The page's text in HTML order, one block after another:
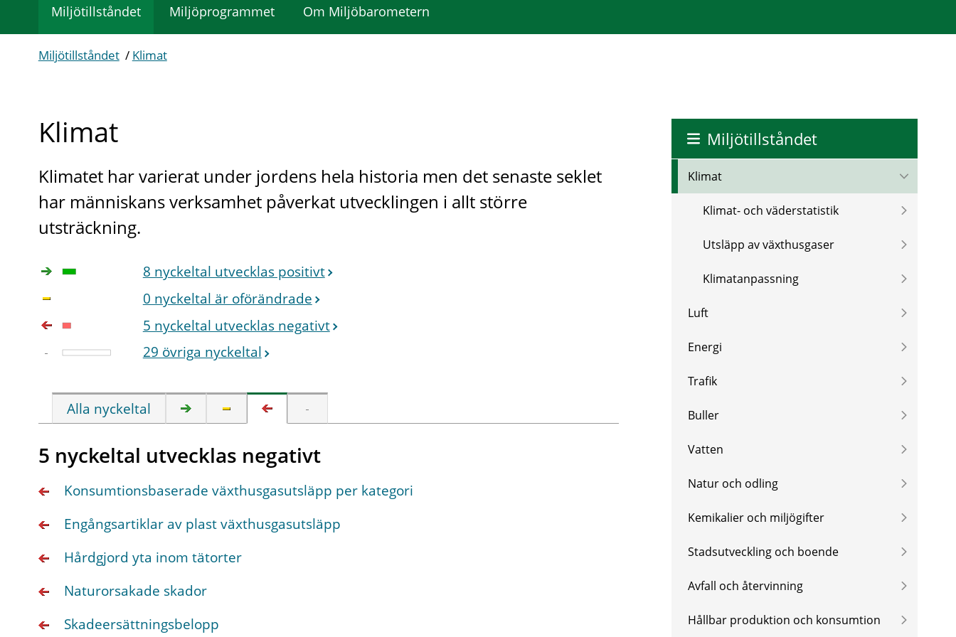
Miljötillståndet Miljöprogrammet Om Miljöbarometern
Miljötillståndet / Klimat
Klimat
Klimatet har varierat under jordens hela historia men det senaste seklet
har människans verksamhet påverkat utvecklingen i allt större
utsträckning.
8 nyckeltal utvecklas positivt
0 nyckeltal är oförändrade
5 nyckeltal utvecklas negativt
29 övriga nyckeltal
Alla nyckeltal
5 nyckeltal utvecklas negativt
Konsumtionsbaserade växthusgasutsläpp per kategori
Engångsartiklar av plast växthusgasutsläpp
Hårdgjord yta inom tätorter
Naturorsakade skador
Skadeersättningsbelopp
Miljötillståndet
Klimat
Klimat- och väderstatistik
Utsläpp av växthusgaser
Klimatanpassning
Luft
Energi
Trafik
Buller
Vatten
Natur och odling
Kemikalier och miljögifter
Stadsutveckling och boende
Avfall och återvinning
Hållbar produktion och konsumtion